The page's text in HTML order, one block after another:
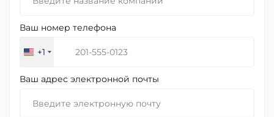
Ваш номер телефона
United
+1
+1
Ваш адрес электронной почты